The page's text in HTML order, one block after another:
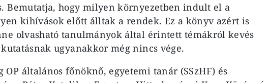
Bemutatja, hogy milyen környezetben indult el a
kihívások előtt álltak a rendek. Ez a könyv azért is
olvasható tanulmányok által érintett témákról kevés
ugyanakkor még nincs vége.
általános főnöknő, egyetemi tanár (SSzHF) és